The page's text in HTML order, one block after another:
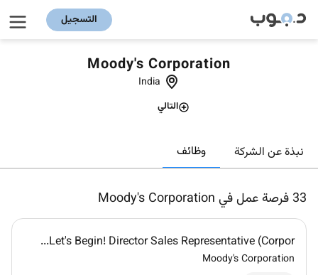
التسجيل
Moody's Corporation
India
التالي
نبذة عن الشركة وظائف
33 فرصة عمل في Moody's Corporation
Let's Begin! Director Sales Representative (Corpor...
Moody's Corporation